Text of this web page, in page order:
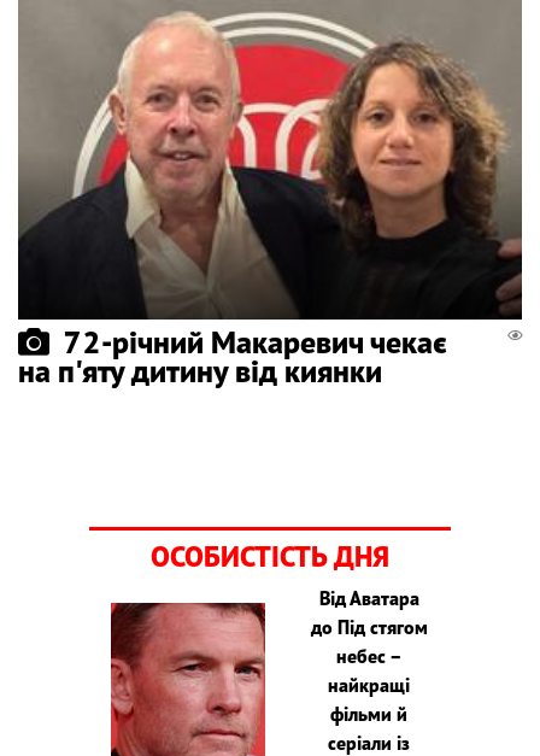
72-річний Макаревич чекає
на п'яту дитину від киянки
ОСОБИСТІСТЬ ДНЯ
Від Аватара
до Під стягом
небес –
найкращі
фільми й
серіали із